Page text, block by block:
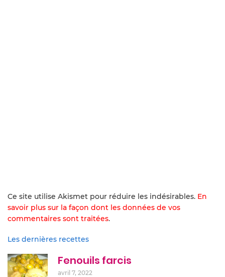
Ce site utilise Akismet pour réduire les indésirables. En
savoir plus sur la façon dont les données de vos
commentaires sont traitées.
Les dernières recettes
Fenouils farcis
avril 7, 2022